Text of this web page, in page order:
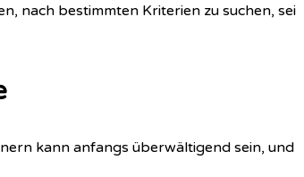
nach bestimmten Kriterien zu suchen, sei
kann anfangs überwältigend sein, und